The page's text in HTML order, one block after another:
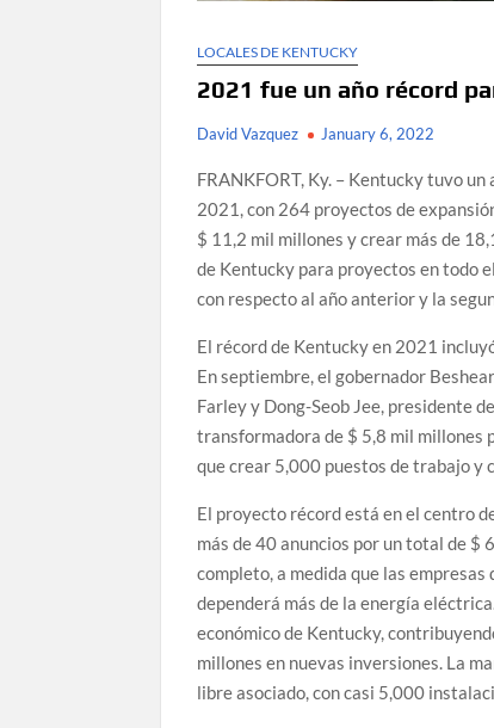
LOCALES DE KENTUCKY
2021 fue un año récord
David Vazquez January 6, 2022
FRANKFORT, Ky. – Kentucky tuvo
2021, con 264 proyectos de
$ 11,2 mil millones y crear más de
de Kentucky para proyectos en todo
con respecto al año anterior y la
El récord de Kentucky en 2021
En septiembre, el gobernador
Farley y Dong-Seob Jee, presidente
transformadora de $ 5,8 mil millones
que crear 5,000 puestos de trabajo
El proyecto récord está en el centro
más de 40 anuncios por un total de $
completo, a medida que las
dependerá más de la energía
económico de Kentucky,
millones en nuevas inversiones. La
libre asociado, con casi 5,000